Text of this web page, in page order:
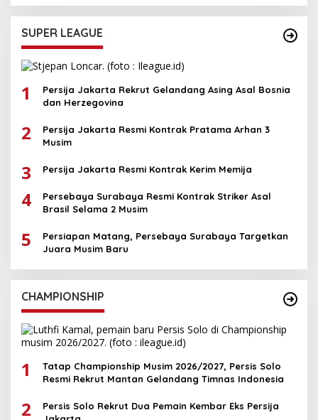
SUPER LEAGUE
1
Persija Jakarta Rekrut Gelandang Asing Asal Bosnia
dan Herzegovina
2
Persija Jakarta Resmi Kontrak Pratama Arhan 3
Musim
3 Persija Jakarta Resmi Kontrak Kerim Memija
4
Persebaya Surabaya Resmi Kontrak Striker Asal
Brasil Selama 2 Musim
5
Persiapan Matang, Persebaya Surabaya Targetkan
Juara Musim Baru
CHAMPIONSHIP
1
Tatap Championship Musim 2026/2027, Persis Solo
Resmi Rekrut Mantan Gelandang Timnas Indonesia
2
Persis Solo Rekrut Dua Pemain Kembar Eks Persija